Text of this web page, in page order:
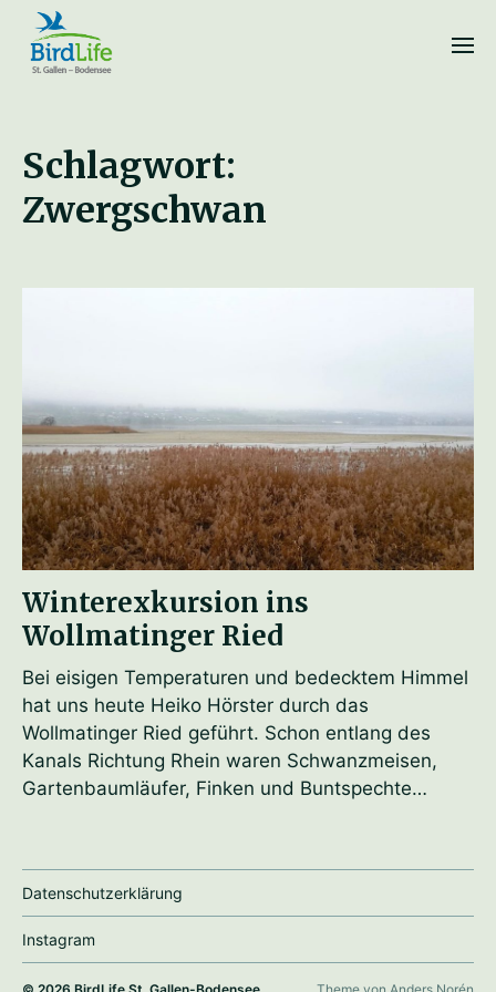
Schlagwort:
Zwergschwan
Winterexkursion ins
Wollmatinger Ried
Bei eisigen Temperaturen und bedecktem Himmel
hat uns heute Heiko Hörster durch das
Wollmatinger Ried geführt. Schon entlang des
Kanals Richtung Rhein waren Schwanzmeisen,
Gartenbaumläufer, Finken und Buntspechte…
Datenschutzerklärung
Instagram